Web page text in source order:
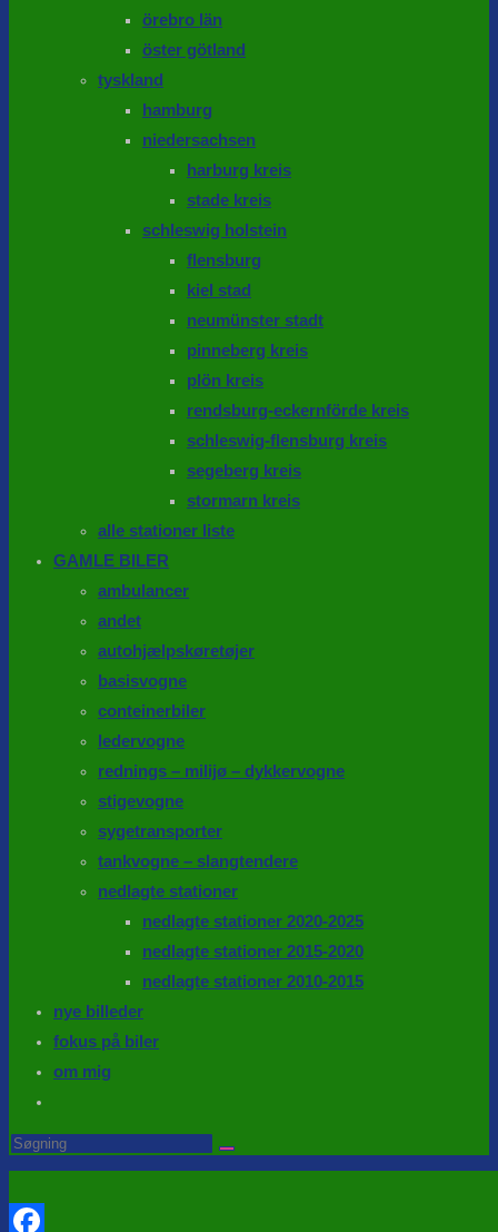
örebro län
öster götland
tyskland
hamburg
niedersachsen
harburg kreis
stade kreis
schleswig holstein
flensburg
kiel stad
neumünster stadt
pinneberg kreis
plön kreis
rendsburg-eckernförde kreis
schleswig-flensburg kreis
segeberg kreis
stormarn kreis
alle stationer liste
GAMLE BILER
ambulancer
andet
autohjælpskøretøjer
basisvogne
conteinerbiler
ledervogne
rednings – milijø – dykkervogne
stigevogne
sygetransporter
tankvogne – slangtendere
nedlagte stationer
nedlagte stationer 2020-2025
nedlagte stationer 2015-2020
nedlagte stationer 2010-2015
nye billeder
fokus på biler
om mig
website
search
Search
this
website